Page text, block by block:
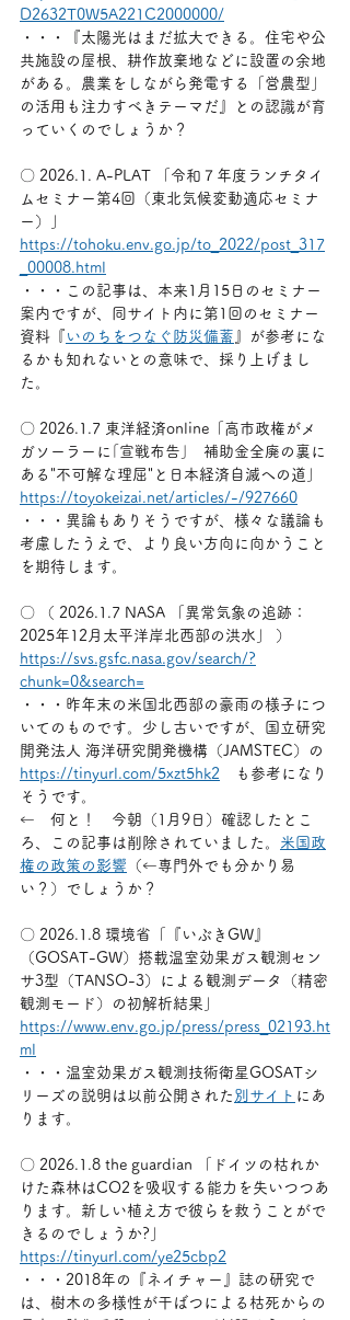
D2632T0W5A221C2000000/
・・・『太陽光はまだ拡大できる。住宅や公
共施設の屋根、耕作放棄地などに設置の余地
がある。農業をしながら発電する「営農型」
の活用も注力すべきテーマだ』との認識が育
っていくのでしょうか？
〇 2026.1. A-PLAT 「令和７年度ランチタイ
ムセミナー第4回（東北気候変動適応セミナ
ー）」
https://tohoku.env.go.jp/to_2022/post_317
_00008.html
・・・この記事は、本来1月15日のセミナー
案内ですが、同サイト内に第1回のセミナー
資料『 いのちをつなぐ防災備蓄 』が参考にな
るかも知れないとの意味で、採り上げまし
た。
〇 2026.1.7 東洋経済online「高市政権がメ
ガソーラーに｢宣戦布告｣　補助金全廃の裏に
ある"不可解な理屈"と日本経済自滅への道」
https://toyokeizai.net/articles/-/927660
・・・異論もありそうですが、様々な議論も
考慮したうえで、より良い方向に向かうこと
を期待します。
〇 （ 2026.1.7 NASA 「異常気象の追跡：
2025年12月太平洋岸北西部の洪水」 ）
https://svs.gsfc.nasa.gov/search/?
chunk=0&search=
・・・昨年末の米国北西部の豪雨の様子につ
いてのものです。少し古いですが、国立研究
開発法人 海洋研究開発機構（JAMSTEC）の
https://tinyurl.com/5xzt5hk2 も参考になり
そうです。
←　何と！　今朝（1月9日）確認したとこ
ろ、この記事は削除されていました。 米国政
権の政策の影響 （←専門外でも分かり易
い？）でしょうか？
〇 2026.1.8 環境省「『いぶきGW』
（GOSAT-GW）搭載温室効果ガス観測セン
サ3型（TANSO-3）による観測データ（精密
観測モード）の初解析結果」
https://www.env.go.jp/press/press_02193.ht
ml
・・・温室効果ガス観測技術衛星GOSATシ
リーズの説明は以前公開された 別サイト にあ
ります。
〇 2026.1.8 the guardian 「ドイツの枯れか
けた森林はCO2を吸収する能力を失いつつあ
ります。新しい植え方で彼らを救うことがで
きるのでしょうか?」
https://tinyurl.com/ye25cbp2
・・・2018年の『ネイチャー』誌の研究で
は、樹木の多様性が干ばつによる枯死からの